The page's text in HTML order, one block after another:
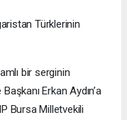
Türklerinin
bir serginin
Erkan Aydın’a
Bursa Milletvekili